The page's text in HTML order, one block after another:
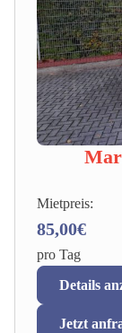
Mietpreis:
85,00€
pro Tag
Details
Jetzt